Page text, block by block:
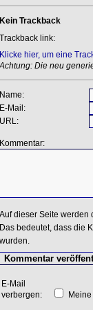
Trackback
link:
hier, um eine
Die neu
Mail:
dieser Seite werden
bedeutet, dass die
E-Mail
verbergen: